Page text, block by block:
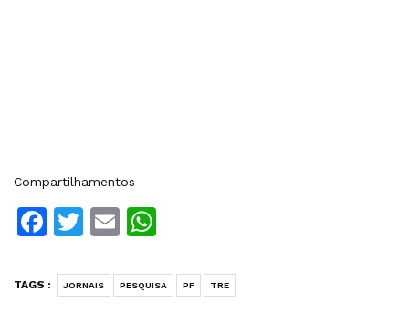
Compartilhamentos
Facebook
Twitter
Email
TAGS : JORNAIS PESQUISA PF TRE